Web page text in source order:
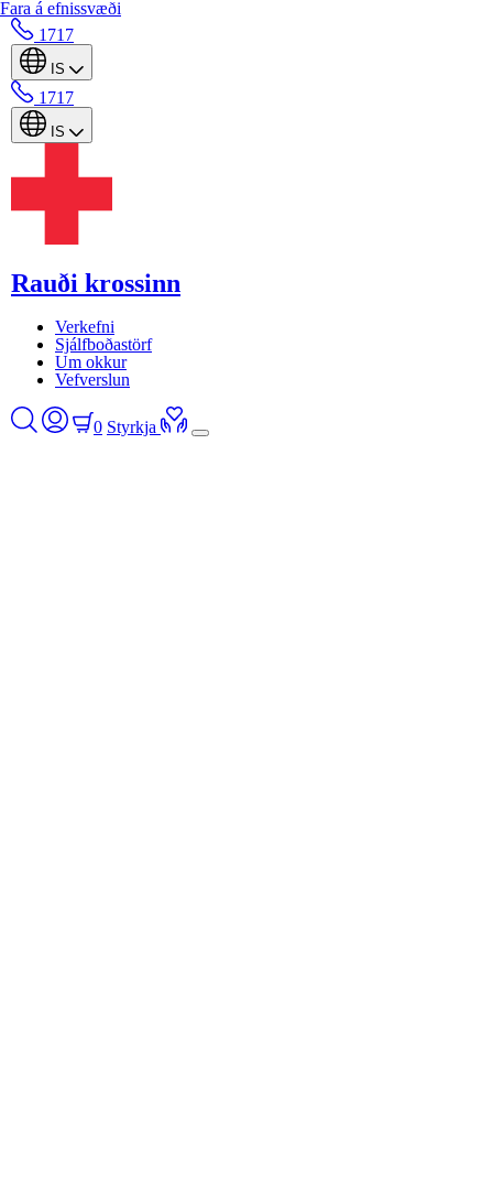
Fara á efnissvæði
1717
IS
1717
IS
Rauði krossinn
Verkefni
Sjálfboðastörf
Um okkur
Vefverslun
0 Styrkja